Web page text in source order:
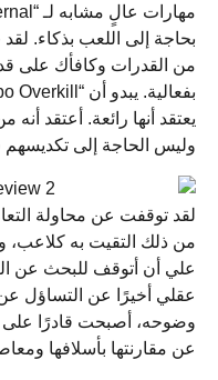
من القدرات وكافأك على
يعتقد أنها رائعة. أعتقد
وليس الحاجة إلى
من ذلك التقيت به
علي أن أتوقف للبحث عن
عقلي أخيرًا عن التساؤل
وضوحه، أصبحت قادرًا على
عن مقارنتها بأسلافها